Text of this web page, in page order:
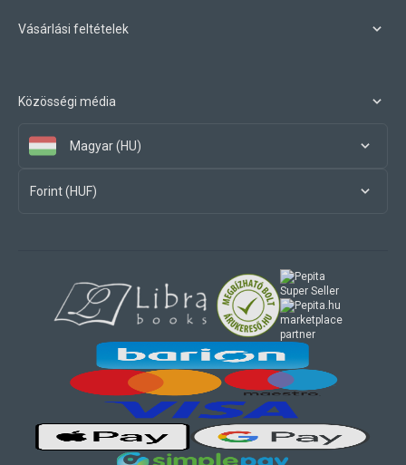
Vásárlási feltételek
Közösségi média
Magyar (HU)
Forint (HUF)
marketplace
partner